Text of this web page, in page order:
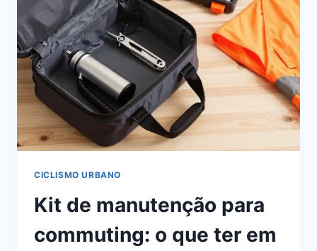
CICLISMO URBANO
Kit de manutenção para
commuting: o que ter em